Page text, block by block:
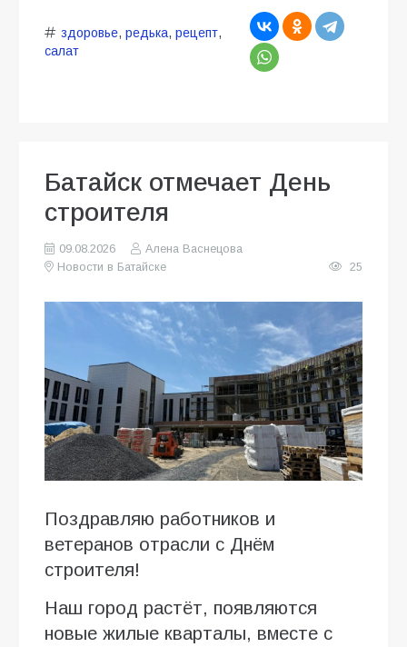
здоровье, редька, рецепт,
салат
Батайск отмечает День
строителя
09.08.2026
Алена Васнецова
Новости в Батайске
25
Поздравляю работников и
ветеранов отрасли с Днём
строителя!
Наш город растёт, появляются
новые жилые кварталы, вместе с